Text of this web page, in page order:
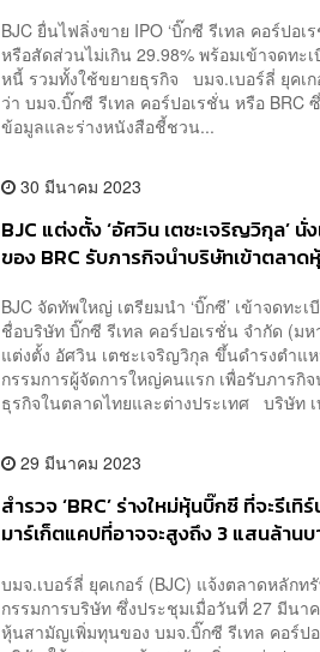
BJC ยื่นไฟลิ่งขาย IPO ‘บิ๊กซี รีเทล คอร์ปอ
หรือสัดส่วนไม่เกิน 29.98% พร้อมเข้าจดทะ
หนี้ รวมทั้งใช้ขยายธุรกิจ บมจ.เบอร์ลี่ ยุคเ
ว่า บมจ.บิ๊กซี รีเทล คอร์ปอเรชั่น หรือ BRC
ข้อมูลและร่างหนังสือชี้ชวน...
30 มีนาคม 2023
BJC แต่งตั้ง ‘อัศวิน เตชะเจริญวิกุล’
ของ BRC รับภารกิจนำบริษัทเข้าตลาด
BJC จัดทัพใหญ่ เตรียมนำ ‘บิ๊กซี’ เข้าจดทะ
ชื่อบริษัท บิ๊กซี รีเทล คอร์ปอเรชั่น จำกัด (ม
แต่งตั้ง อัศวิน เตชะเจริญวิกุล ขึ้นดำรงตำแ
กรรมการผู้จัดการใหญ่คนแรก เพื่อรับภารกิ
ธุรกิจในตลาดไทยและต่างประเทศ บริษัท เ
29 มีนาคม 2023
สำรวจ ‘BRC’ ร่างใหม่หุ้นบิ๊กซี ที่จะรีเ
มาร์เก็ตแคปที่อาจจะสูงถึง 3 แสนล้านบ
บมจ.เบอร์ลี่ ยุคเกอร์ (BJC) แจ้งตลาดหลัก
กรรมการบริษัท ซึ่งประชุมเมื่อวันที่ 27 มีนา
หุ้นสามัญเพิ่มทุนของ บมจ.บิ๊กซี รีเทล คอร์ป